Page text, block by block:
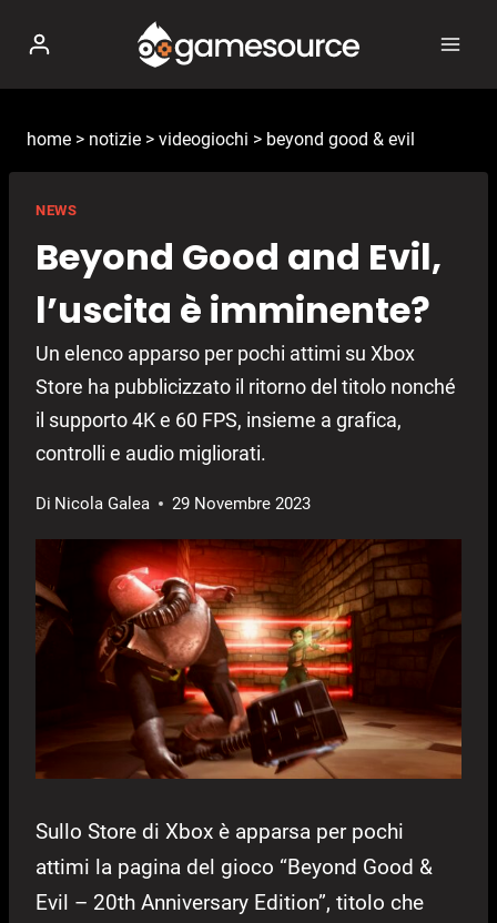
contenuto
home > notizie > videogiochi > beyond good & evil
NEWS
Beyond Good and Evil,
l’uscita è imminente?
Un elenco apparso per pochi attimi su Xbox
Store ha pubblicizzato il ritorno del titolo nonché
il supporto 4K e 60 FPS, insieme a grafica,
controlli e audio migliorati.
Di Nicola Galea 29 Novembre 2023
Sullo Store di Xbox è apparsa per pochi
attimi la pagina del gioco “Beyond Good &
Evil – 20th Anniversary Edition”, titolo che